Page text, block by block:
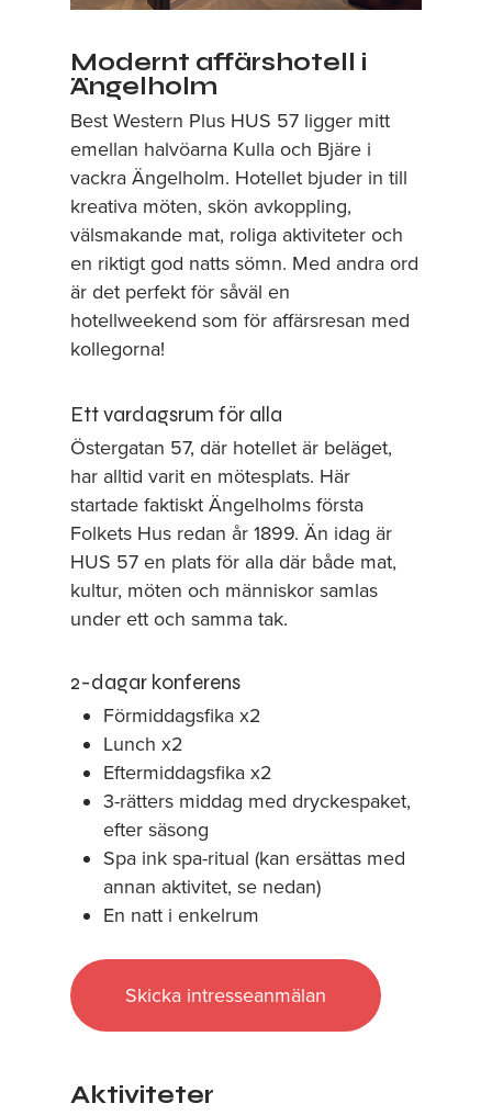
Modernt affärshotell i
Ängelholm
Best Western Plus HUS 57 ligger mitt
emellan halvöarna Kulla och Bjäre i
vackra Ängelholm. Hotellet bjuder in till
kreativa möten, skön avkoppling,
välsmakande mat, roliga aktiviteter och
en riktigt god natts sömn. Med andra ord
är det perfekt för såväl en
hotellweekend som för affärsresan med
kollegorna!
Ett vardagsrum för alla
Östergatan 57, där hotellet är beläget,
har alltid varit en mötesplats. Här
startade faktiskt Ängelholms första
Folkets Hus redan år 1899. Än idag är
HUS 57 en plats för alla där både mat,
kultur, möten och människor samlas
under ett och samma tak.
2-dagar konferens
Förmiddagsfika x2
Lunch x2
Eftermiddagsfika x2
3-rätters middag med dryckespaket,
efter säsong
Spa ink spa-ritual (kan ersättas med
annan aktivitet, se nedan)
En natt i enkelrum
Skicka intresseanmälan
Aktiviteter